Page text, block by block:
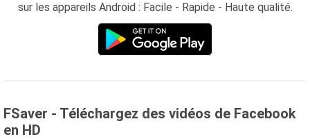
sur les appareils Android : Facile - Rapide - Haute qualité.
FSaver - Téléchargez des vidéos de Facebook
en HD